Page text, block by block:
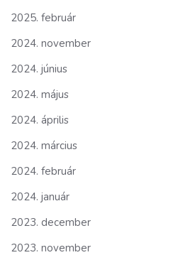
2025. február
2024. november
2024. június
2024. május
2024. április
2024. március
2024. február
2024. január
2023. december
2023. november